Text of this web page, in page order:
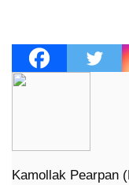
Kamollak Pearpan (